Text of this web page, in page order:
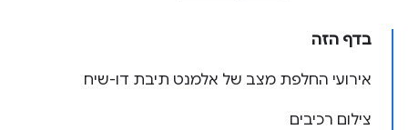
בדף הזה
אירועי החלפת מצב של אלמנט תיבת דו-שיח
צילום רכיבים